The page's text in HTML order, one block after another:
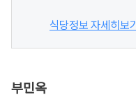
식당정보 자세히보기
부민옥